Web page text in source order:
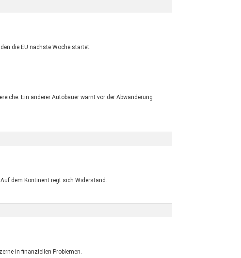
die EU nächste Woche startet.
Ein anderer Autobauer warnt vor der Abwanderung
dem Kontinent regt sich Widerstand.
in finanziellen Problemen.